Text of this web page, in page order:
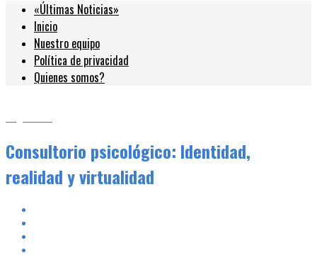
«Últimas Noticias»
Inicio
Nuestro equipo
Política de privacidad
Quienes somos?
Consultorio psicológico: Identidad,
realidad y virtualidad